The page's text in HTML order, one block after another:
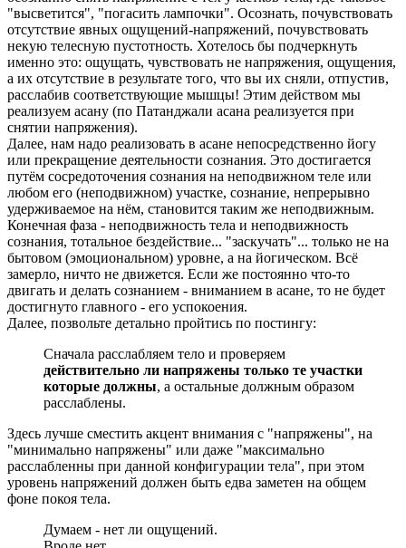
"высветится", "погасить лампочки". Осознать, почувствовать
отсутствие явных ощущений-напряжений, почувствовать
некую телесную пустотность. Хотелось бы подчеркнуть
именно это: ощущать, чувствовать не напряжения, ощущения,
а их отсутствие в результате того, что вы их сняли, отпустив,
расслабив соответствующие мышцы! Этим действом мы
реализуем асану (по Патанджали асана реализуется при
снятии напряжения).
Далее, нам надо реализовать в асане непосредственно йогу
или прекращение деятельности сознания. Это достигается
путём сосредоточения сознания на неподвижном теле или
любом его (неподвижном) участке, сознание, непрерывно
удерживаемое на нём, становится таким же неподвижным.
Конечная фаза - неподвижность тела и неподвижность
сознания, тотальное бездействие... "заскучать"... только не на
бытовом (эмоциональном) уровне, а на йогическом. Всё
замерло, ничто не движется. Если же постоянно что-то
двигать и делать сознанием - вниманием в асане, то не будет
достигнуто главного - его успокоения.
Далее, позвольте детально пройтись по постингу:
Сначала расслабляем тело и проверяем
действительно ли напряжены только те участки
которые должны, а остальные должным образом
расслаблены.
Здесь лучше сместить акцент внимания с "напряжены", на
"минимально напряжены" или даже "максимально
расслабленны при данной конфигурации тела", при этом
уровень напряжений должен быть едва заметен на общем
фоне покоя тела.
Думаем - нет ли ощущений.